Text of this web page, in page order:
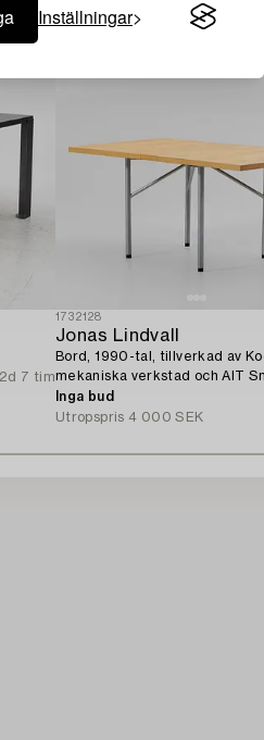
Inställningar
2d 7 tim
1732128
Jonas Lindvall
Bord, 1990-tal, tillverkad av
mekaniska verkstad och AIT
Inga bud
Utropspris 4 000 SEK